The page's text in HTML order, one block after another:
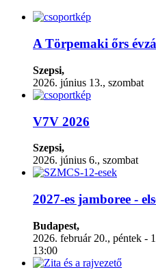
A Törpemaki őrs
Szepsi,
2026. június 13., szombat
V7V 2026
Szepsi,
2026. június 6., szombat
2027-es jamboree -
Budapest,
2026. február 20., péntek -
13:00